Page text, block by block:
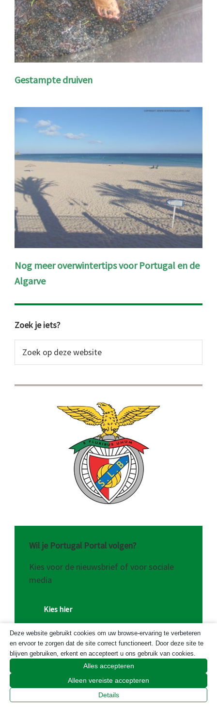
Gestampte druiven
Nog meer overwintertips voor Portugal en de
Algarve
Primaire
Sidebar
Zoek je iets?
op
website
Wil je Portugal Portal volgen?
Kies voor de nieuwsbrief of voor sociale
media
Kies hier
Onze sponsoren
Deze website gebruikt cookies om uw browse-ervaring te verbeteren
en ervoor te zorgen dat de site correct functioneert. Door deze site te
blijven gebruiken, erkent en accepteert u ons gebruik van cookies.
Alles accepteren
Alleen vereiste accepteren
Details